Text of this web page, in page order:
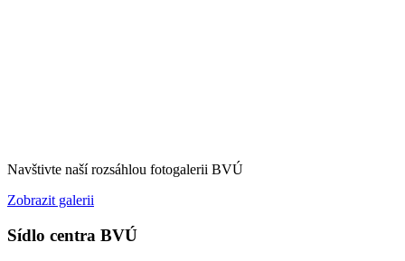
Navštivte naší rozsáhlou fotogalerii BVÚ
Zobrazit galerii
Sídlo centra BVÚ